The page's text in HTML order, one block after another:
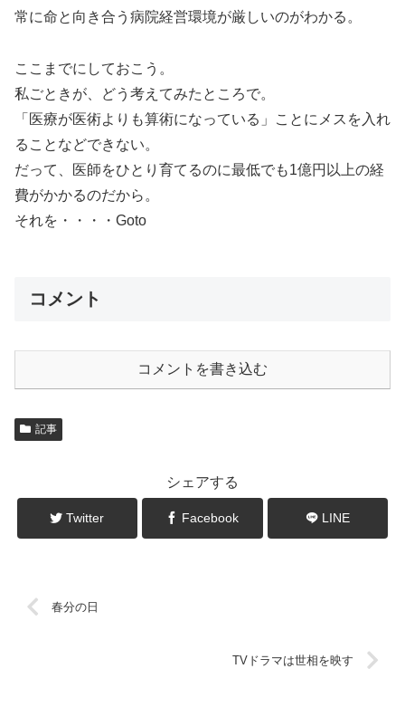
常に命と向き合う病院経営環境が厳しいのがわかる。
ここまでにしておこう。
私ごときが、どう考えてみたところで。
「医療が医術よりも算術になっている」ことにメスを入れ
ることなどできない。
だって、医師をひとり育てるのに最低でも1億円以上の経
費がかかるのだから。
それを・・・・Goto
コメント
コメントを書き込む
記事
シェアする
Twitter Facebook LINE
春分の日
TVドラマは世相を映す